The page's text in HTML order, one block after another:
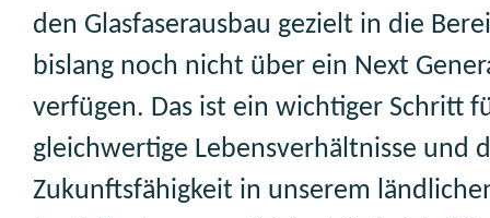
den Glasfaserausbau gezielt in die
bislang noch nicht über ein Next
verfügen. Das ist ein wichtiger Schritt
gleichwertige Lebensverhältnisse und
Zukunftsfähigkeit in unserem